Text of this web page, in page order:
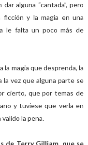
alguna “cantada”, pero
ficción y la magia en una
le falta un poco más de
magia que desprenda, la
la vez que alguna parte se
cierto, que por temas de
y tuviese que verla en
la pena.
de Terry Gilliam, que se